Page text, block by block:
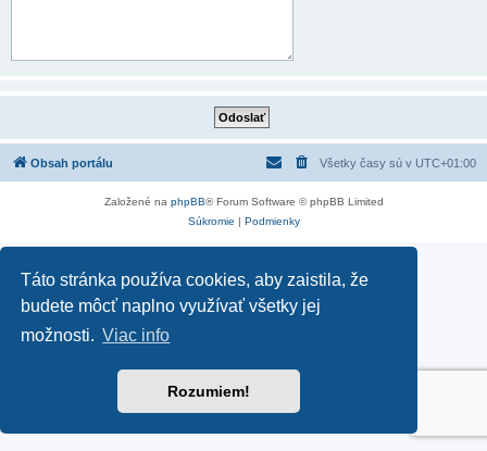
Táto stránka používa cookies, aby zaistila, že
budete môcť naplno využívať všetky jej
možnosti. Viac info
Rozumiem!
Obsah portálu Všetky časy sú v UTC+01:00
Založené na phpBB® Forum Software © phpBB Limited
Súkromie | Podmienky